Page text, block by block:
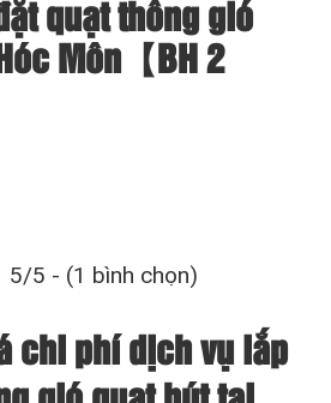
quạt thông gió
Môn【BH 2
5/5 - (1 bình chọn)
chi phí dịch vụ lắp